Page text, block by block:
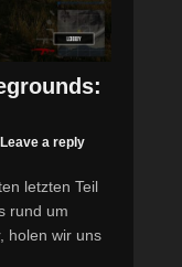
Leave a reply
letzten Teil
rund um
holen wir uns